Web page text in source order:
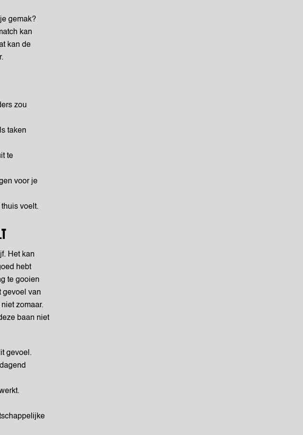
gemak?
kan
kan de
zou
taken
te
voor je
voelt.
Het kan
hebt
te gooien
gevoel van
zomaar.
baan niet
gevoel.